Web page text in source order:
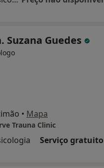
Suzana Guedes
• Mapa
Trauna Clinic
Serviço gratuito